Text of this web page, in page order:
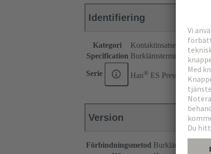
Identifiering
Kategori
Kontaktinsatser
Specification Burklämsterminering för
Serie Han® ES Press
Version
Förbindningsmetod